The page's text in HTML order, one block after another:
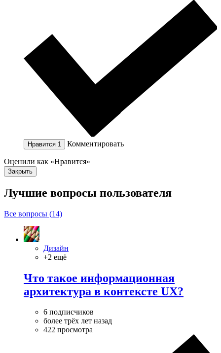
Нравится 1 Комментировать
Оценили как «Нравится»
Закрыть
Лучшие вопросы пользователя
Все вопросы (14)
Дизайн
+2 ещё
Что такое информационная
архитектура в контексте UX?
6 подписчиков
более трёх лет назад
422 просмотра